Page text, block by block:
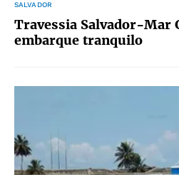
SALVADOR
Travessia Salvador-Mar
embarque tranquilo